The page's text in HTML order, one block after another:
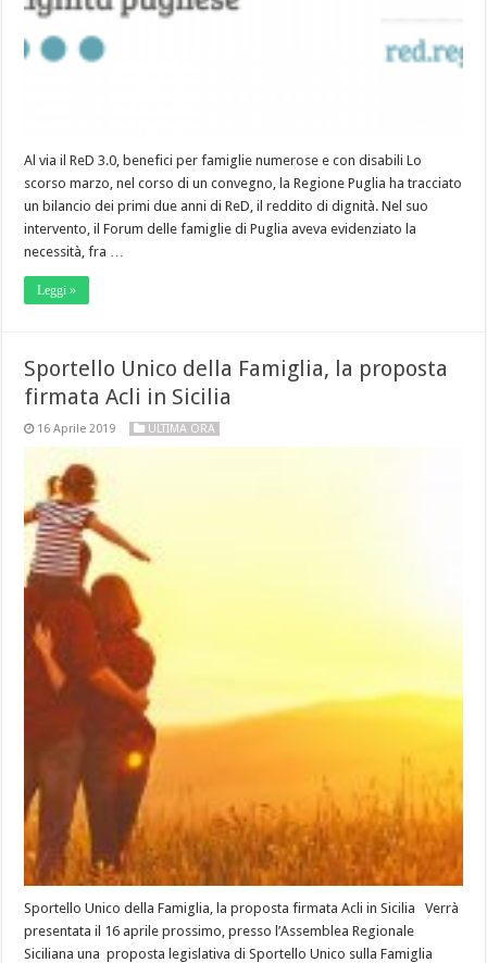
Al via il ReD 3.0, benefici per famiglie numerose e con disabili Lo
scorso marzo, nel corso di un convegno, la Regione Puglia ha tracciato
un bilancio dei primi due anni di ReD, il reddito di dignità. Nel suo
intervento, il Forum delle famiglie di Puglia aveva evidenziato la
necessità, fra …
Leggi »
Sportello Unico della Famiglia, la proposta
firmata Acli in Sicilia
16 Aprile 2019 ULTIMA ORA
Sportello Unico della Famiglia, la proposta firmata Acli in Sicilia Verrà
presentata il 16 aprile prossimo, presso l’Assemblea Regionale
Siciliana una proposta legislativa di Sportello Unico sulla Famiglia